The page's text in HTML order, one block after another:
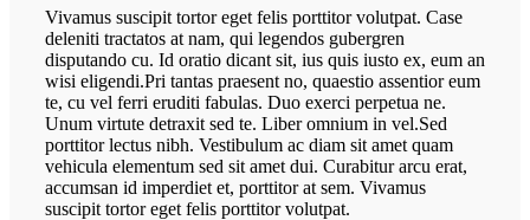
Vivamus suscipit tortor eget felis porttitor volutpat. Case
deleniti tractatos at nam, qui legendos gubergren
disputando cu. Id oratio dicant sit, ius quis iusto ex, eum an
wisi eligendi.Pri tantas praesent no, quaestio assentior eum
te, cu vel ferri eruditi fabulas. Duo exerci perpetua ne.
Unum virtute detraxit sed te. Liber omnium in vel.Sed
porttitor lectus nibh. Vestibulum ac diam sit amet quam
vehicula elementum sed sit amet dui. Curabitur arcu erat,
accumsan id imperdiet et, porttitor at sem. Vivamus
suscipit tortor eget felis porttitor volutpat.